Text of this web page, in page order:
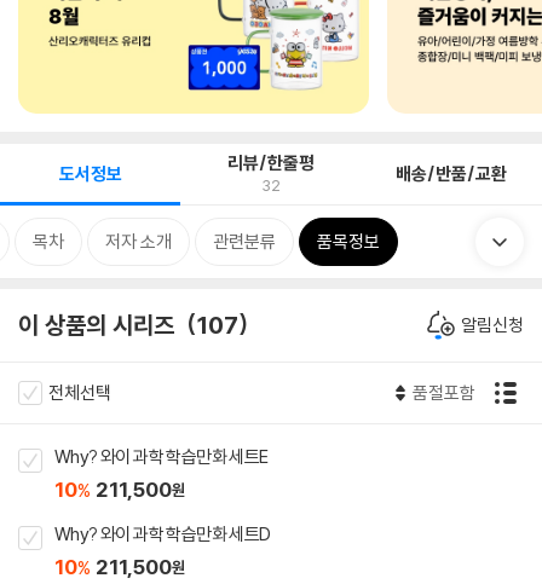
도서정보 리뷰/한줄평
32 배송/반품/교환
목차 저자 소개 관련분류 품목정보
이 상품의 시리즈 107 알림신청
전체선택 품절포함
Why? 와이 과학 학습만화 세트E
10% 211,500원
Why? 와이 과학 학습만화 세트D
10% 211,500원